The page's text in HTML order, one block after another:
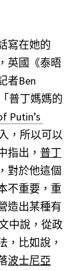
寫在她的
英國《泰晤
者Ben
普丁媽媽的
Putin’s
，所以可以
指出， 普丁
對於他這個
不重要，重
造出某種有
中說，從政
，比如說，
波士尼亞